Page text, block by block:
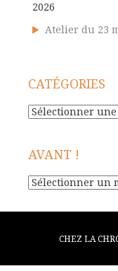
2026
Atelier du 23
CATÉGORIES
Catégories
AVANT !
Avant
CHEZ LA